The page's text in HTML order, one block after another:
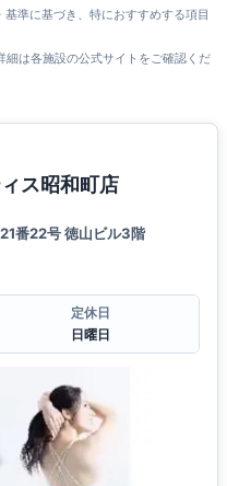
準に基づき、特におすすめする項目
は各施設の公式サイトをご確認くだ
ス昭和町店
番22号 徳山ビル3階
定休日
日曜日